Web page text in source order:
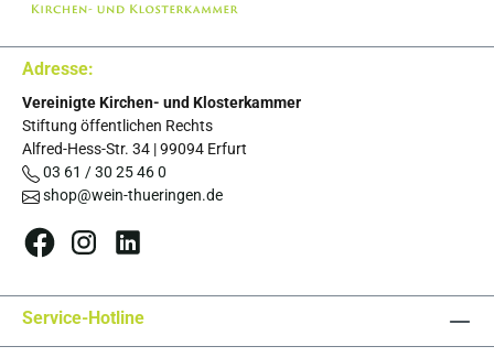
Adresse:
Vereinigte Kirchen- und Klosterkammer
Stiftung öffentlichen Rechts
Alfred-Hess-Str. 34 |99094 Erfurt
03 61 / 30 25 46 0
shop@wein-thueringen.de
Service-Hotline